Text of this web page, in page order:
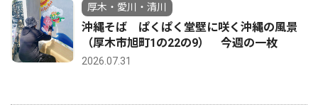
厚木・愛川・清川
沖縄そば ぱくぱく堂壁に咲く沖縄の風景
（厚木市旭町1の22の9） 今週の一枚
2026.07.31